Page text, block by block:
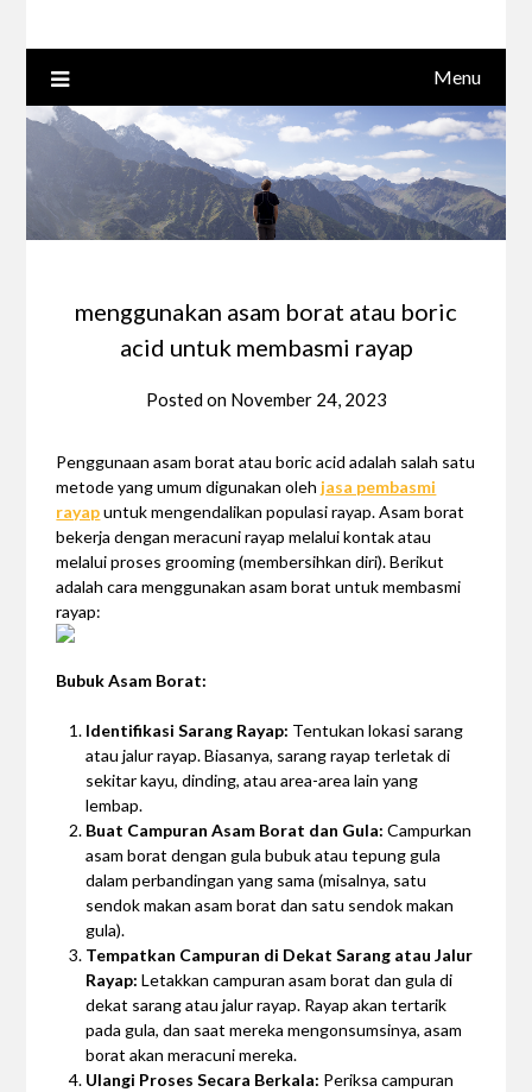
Menu
menggunakan asam borat atau boric
acid untuk membasmi rayap
Posted on November 24, 2023
Penggunaan asam borat atau boric acid adalah salah satu
metode yang umum digunakan oleh jasa pembasmi
rayapuntuk mengendalikan populasi rayap. Asam borat
bekerja dengan meracuni rayap melalui kontak atau
melalui proses grooming (membersihkan diri). Berikut
adalah cara menggunakan asam borat untuk membasmi
rayap:
Bubuk Asam Borat:
Identifikasi Sarang Rayap: Tentukan lokasi sarang
atau jalur rayap. Biasanya, sarang rayap terletak di
sekitar kayu, dinding, atau area-area lain yang
lembap.
Buat Campuran Asam Borat dan Gula: Campurkan
asam borat dengan gula bubuk atau tepung gula
dalam perbandingan yang sama (misalnya, satu
sendok makan asam borat dan satu sendok makan
gula).
Tempatkan Campuran di Dekat Sarang atau Jalur
Rayap: Letakkan campuran asam borat dan gula di
dekat sarang atau jalur rayap. Rayap akan tertarik
pada gula, dan saat mereka mengonsumsinya, asam
borat akan meracuni mereka.
Ulangi Proses Secara Berkala: Periksa campuran